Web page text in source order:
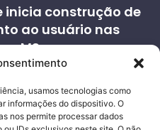
usamos tecnologias como
informações do dispositivo. O
nos permite processar dados
inicia construção de
ao usuário nas
MS
Próxima
página